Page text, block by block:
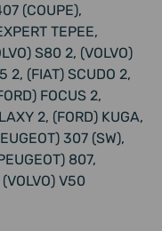
(COUPE),
TEPEE,
S80 2, (VOLVO)
2, (FIAT) SCUDO 2,
FOCUS 2,
2, (FORD) KUGA,
307 (SW),
807,
V50